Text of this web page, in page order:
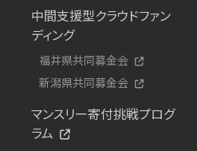
中間支援型クラウドファン
ディング
福井県共同募金会
新潟県共同募金会
マンスリー寄付挑戦プログ
ラム